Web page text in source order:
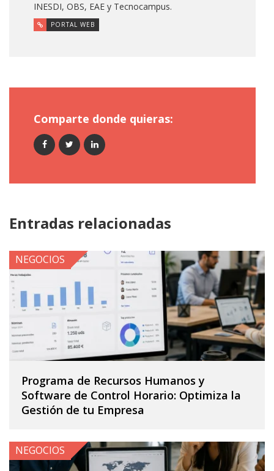
INESDI, OBS, EAE y Tecnocampus.
PORTAL WEB
Comparte donde quieras:
Entradas relacionadas
Programa de Recursos Humanos y
Software de Control Horario: Optimiza la
Gestión de tu Empresa
NEGOCIOS
NEGOCIOS